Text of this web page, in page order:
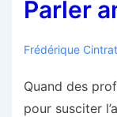
Parler
Frédérique Cintrat
Quand des
pour susciter